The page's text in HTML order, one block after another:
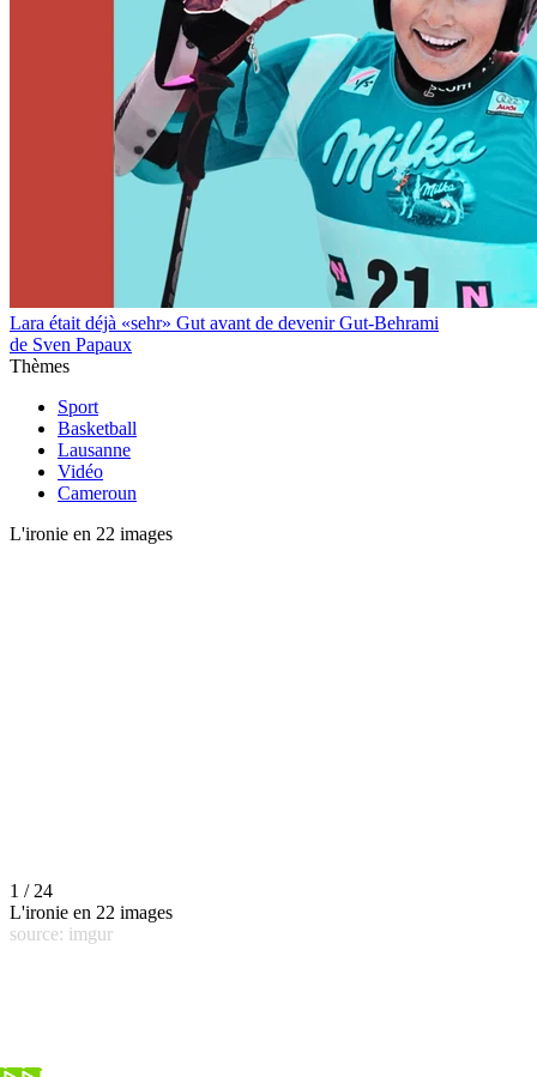
Lara était déjà «sehr» Gut avant de devenir Gut-Behrami
de Sven Papaux
Thèmes
Sport
Basketball
Lausanne
Vidéo
Cameroun
L'ironie en 22 images
1 / 24
L'ironie en 22 images
source: imgur